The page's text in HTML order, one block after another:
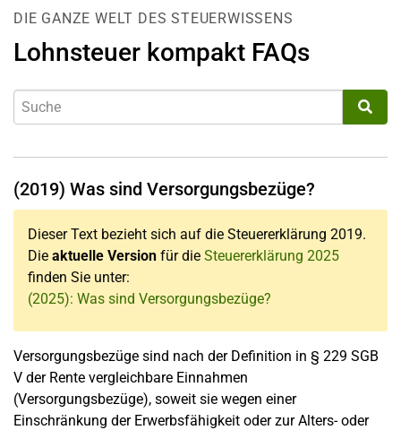
DIE GANZE WELT DES STEUERWISSENS
Lohnsteuer kompakt FAQs
(2019) Was sind Versorgungsbezüge?
Dieser Text bezieht sich auf die Steuererklärung 2019.
Die aktuelle Version für die Steuererklärung 2025
finden Sie unter:
(2025): Was sind Versorgungsbezüge?
Versorgungsbezüge sind nach der Definition in § 229 SGB
V der Rente vergleichbare Einnahmen
(Versorgungsbezüge), soweit sie wegen einer
Einschränkung der Erwerbsfähigkeit oder zur Alters- oder